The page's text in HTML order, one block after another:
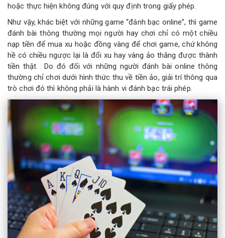
hoặc thực hiện không đúng với quy định trong giấy phép.
Như vậy, khác biệt với những game “đánh bạc online”, thì game
đánh bài thông thường mọi người hay chơi chỉ có một chiều
nạp tiền để mua xu hoặc đồng vàng để chơi game, chứ không
hề có chiều ngược lại là đổi xu hay vàng ảo thắng được thành
tiền thật. Do đó đối với những người đánh bài online thông
thường chỉ chơi dưới hình thức thu về tiền ảo, giải trí thông qua
trò chơi đó thì không phải là hành vi đánh bạc trái phép.